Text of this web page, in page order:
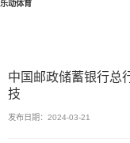
乐动体育
中国邮政储蓄银行总
技
发布日期：2024-03-21